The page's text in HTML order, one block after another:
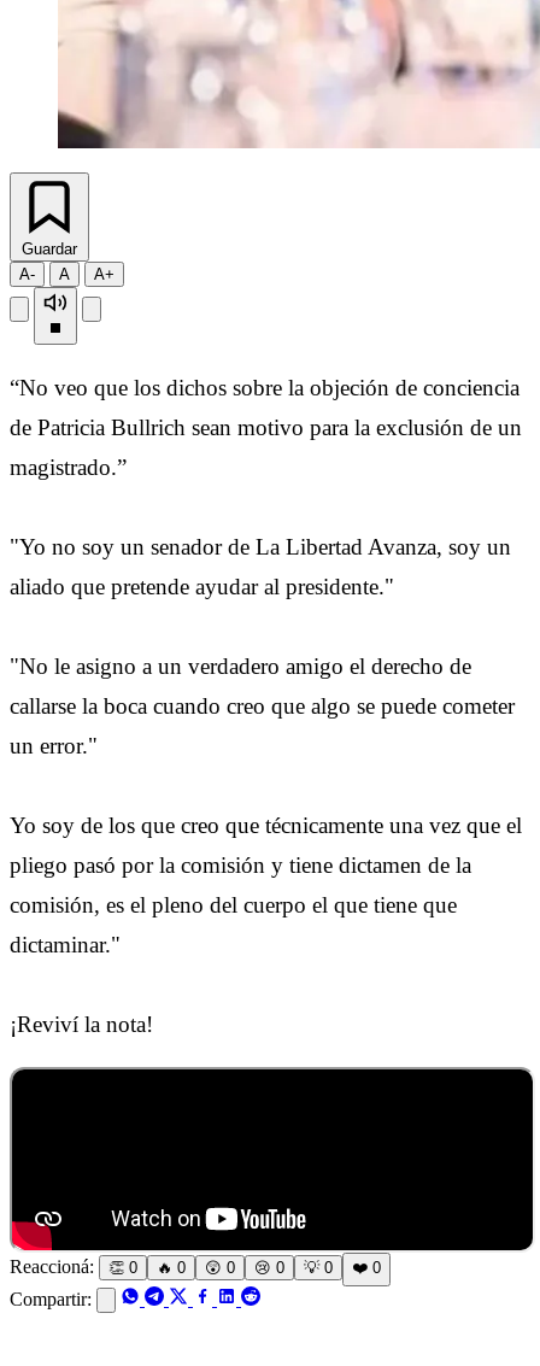
Guardar
A-
A A+
“No veo que los dichos sobre la objeción de conciencia
de Patricia Bullrich sean motivo para la exclusión de un
magistrado.”
"Yo no soy un senador de La Libertad Avanza, soy un
aliado que pretende ayudar al presidente."
"No le asigno a un verdadero amigo el derecho de
callarse la boca cuando creo que algo se puede cometer
un error."
Yo soy de los que creo que técnicamente una vez que el
pliego pasó por la comisión y tiene dictamen de la
comisión, es el pleno del cuerpo el que tiene que
dictaminar."
¡Reviví la nota!
Reaccioná: 👏 0 🔥 0 😲 0 😢 0 💡 0 ❤️ 0
Compartir: